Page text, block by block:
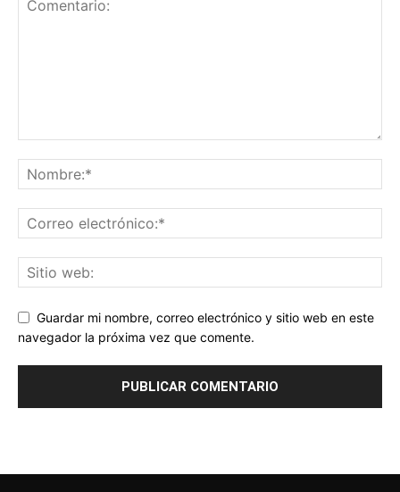
Guardar mi nombre, correo electrónico y sitio web en este
navegador la próxima vez que comente.